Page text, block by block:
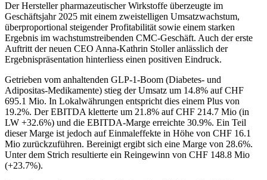
Der Hersteller pharmazeutischer Wirkstoffe überzeugte im
Geschäftsjahr 2025 mit einem zweistelligen Umsatzwachstum,
überproportional steigender Profitabilität sowie einem starken
Ergebnis im wachstumstreibenden CMC-Geschäft. Auch der erste
Auftritt der neuen CEO Anna-Kathrin Stoller anlässlich der
Ergebnispräsentation hinterliess einen positiven Eindruck.
Getrieben vom anhaltenden GLP-1-Boom (Diabetes- und
Adipositas-Medikamente) stieg der Umsatz um 14.8% auf CHF
695.1 Mio. In Lokalwährungen entspricht dies einem Plus von
19.2%. Der EBITDA kletterte um 21.8% auf CHF 214.7 Mio (in
LW +32.6%) und die EBITDA-Marge erreichte 30.9%. Ein Teil
dieser Marge ist jedoch auf Einmaleffekte in Höhe von CHF 16.1
Mio zurückzuführen. Bereinigt ergibt sich eine Marge von 28.6%.
Unter dem Strich resultierte ein Reingewinn von CHF 148.8 Mio
(+23.7%).